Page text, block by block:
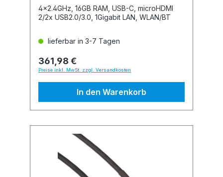
4x2.4GHz, 16GB RAM, USB-C, microHDMI
2/2x USB2.0/3.0, 1Gigabit LAN, WLAN/BT
lieferbar in 3-7 Tagen
361,98 €
Preise inkl. MwSt. zzgl. Versandkosten
In den Warenkorb